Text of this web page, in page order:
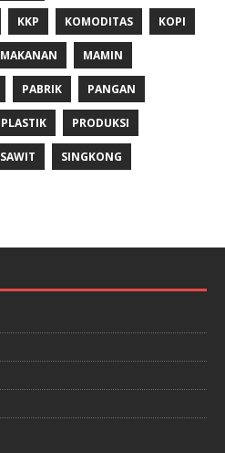
KKP KOMODITAS KOPI
MAKANAN MAMIN
PABRIK PANGAN
PLASTIK PRODUKSI
SAWIT SINGKONG